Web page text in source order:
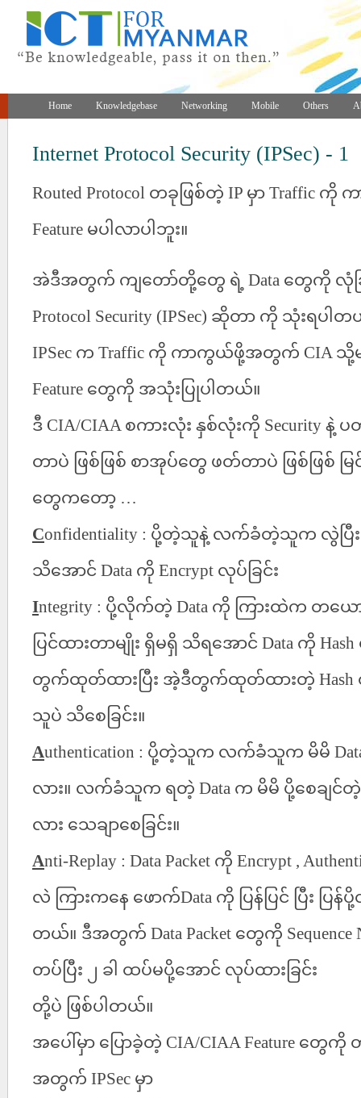
Home Knowledgebase Networking Mobile Others
Internet Protocol Security (IPSec) - 1
Routed Protocol တခုဖြစ်တဲ့ IP မှာ Traffic ကို က
Feature မပါလာပါဘူး။
အဲဒီအတွက် ကျတော်တို့တွေ ရဲ့ Data တွေကို လုံ
Protocol Security (IPSec) ဆိုတာ ကို သုံးရပါတ
IPSec က Traffic ကို ကာကွယ်ဖို့အတွက် CIA သို့
Feature တွေကို အသုံးပြုပါတယ်။
ဒီ CIA/CIAA စကားလုံး နှစ်လုံးကို Security နဲ့ ပ
တာပဲ ဖြစ်ဖြစ် စာအုပ်တွေ ဖတ်တာပဲ ဖြစ်ဖြစ် မ
တွေကတော့ …
Confidentiality : ပို့တဲ့သူနဲ့ လက်ခံတဲ့သူက လွဲပြီး
သိအောင် Data ကို Encrypt လုပ်ခြင်း
Integrity : ပို့လိုက်တဲ့ Data ကို ကြားထဲက တယေ
ပြင်ထားတာမျိုး ရှိမရှိ သိရအောင် Data ကို Hash
တွက်ထုတ်ထားပြီး အဲ့ဒီတွက်ထုတ်ထားတဲ့ Hash
သူပဲ သိစေခြင်း။
Authentication : ပို့တဲ့သူက လက်ခံသူက မိမိ
လား။ လက်ခံသူက ရတဲ့ Data က မိမိ ပို့စေချ
လား သေချာစေခြင်း။
Anti-Replay : Data Packet ကို Encrypt ,
လဲ ကြားကနေ ဖောက်Data ကို ပြန်ပြင် ပြီး ပြန်
တယ်။ ဒီအတွက် Data Packet တွေကို
တပ်ပြီး ၂ ခါ ထပ်မပို့အောင် လုပ်ထားခြင်း
တို့ပဲ ဖြစ်ပါတယ်။
အပေါ်မှာ ပြောခဲ့တဲ့ CIA/CIAA Feature တွေကို
အတွက် IPSec မှာ